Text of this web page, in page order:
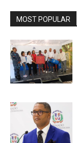
MOST POPULAR